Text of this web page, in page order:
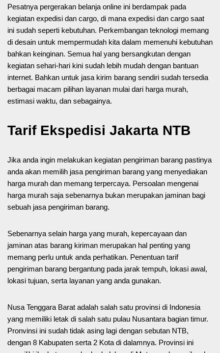
Pesatnya pergerakan belanja online ini berdampak pada
kegiatan expedisi dan cargo, di mana expedisi dan cargo saat
ini sudah seperti kebutuhan. Perkembangan teknologi memang
di desain untuk mempermudah kita dalam memenuhi kebutuhan
bahkan keinginan. Semua hal yang bersangkutan dengan
kegiatan sehari-hari kini sudah lebih mudah dengan bantuan
internet. Bahkan untuk jasa kirim barang sendiri sudah tersedia
berbagai macam pilihan layanan mulai dari harga murah,
estimasi waktu, dan sebagainya.
Tarif Ekspedisi Jakarta NTB
Jika anda ingin melakukan kegiatan pengiriman barang pastinya
anda akan memilih jasa pengiriman barang yang menyediakan
harga murah dan memang terpercaya. Persoalan mengenai
harga murah saja sebenarnya bukan merupakan jaminan bagi
sebuah jasa pengiriman barang.
Sebenarnya selain harga yang murah, kepercayaan dan
jaminan atas barang kiriman merupakan hal penting yang
memang perlu untuk anda perhatikan. Penentuan tarif
pengiriman barang bergantung pada jarak tempuh, lokasi awal,
lokasi tujuan, serta layanan yang anda gunakan.
Nusa Tenggara Barat adalah salah satu provinsi di Indonesia
yang memiliki letak di salah satu pulau Nusantara bagian timur.
Pronvinsi ini sudah tidak asing lagi dengan sebutan NTB,
dengan 8 Kabupaten serta 2 Kota di dalamnya. Provinsi ini